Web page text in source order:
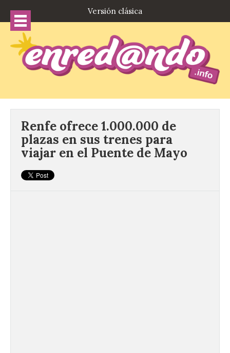
Versión clásica
Renfe ofrece 1.000.000 de
plazas en sus trenes para
viajar en el Puente de Mayo